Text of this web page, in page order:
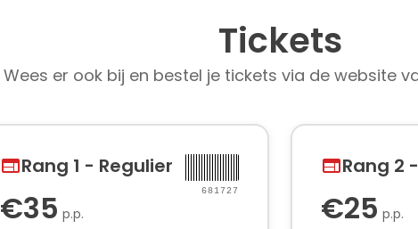
Tickets
Wees er ook bij en bestel je tickets via de website
681727
Rang 1 - Regulier
€35 p.p.
Rang 2
€25 p.p.